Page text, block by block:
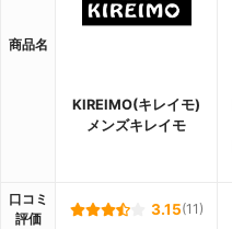
商品名
KIREIMO(キレイモ)
メンズキレイモ
口コミ
評価
3.15(11)